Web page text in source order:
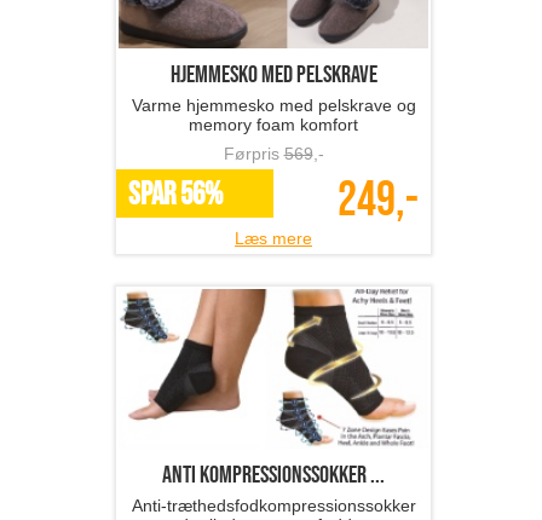
hjemmesko med pelskrave
Varme hjemmesko med pelskrave og
memory foam komfort
Førpris569,-
SPAR 56% 249,-
Læs mere
anti kompressionssokker ...
Anti-træthedsfodkompressionssokker